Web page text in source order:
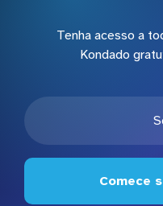
Tenha acesso a
Kondado
Comece